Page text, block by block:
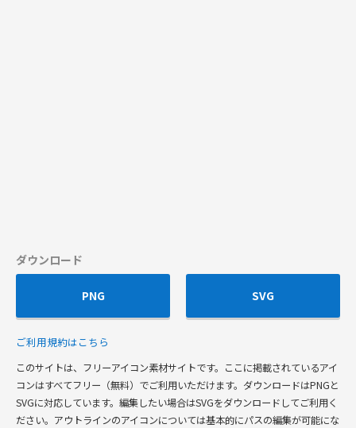
ダウンロード
PNG SVG
ご利用規約はこちら
このサイトは、フリーアイコン素材サイトです。ここに掲載されているアイ
コンはすべてフリー（無料）でご利用いただけます。ダウンロードはPNGと
SVGに対応しています。編集したい場合はSVGをダウンロードしてご利用く
ださい。アウトラインのアイコンについては基本的にパスの編集が可能にな